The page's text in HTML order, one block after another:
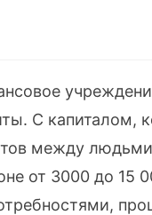
С капиталом,
между людьми
от 3000 до 15